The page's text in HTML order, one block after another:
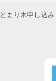
とまり木申し込み